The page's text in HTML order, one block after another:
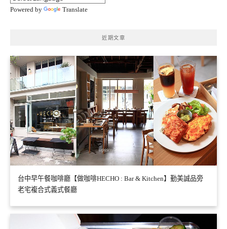
Powered by Translate
近期文章
台中早午餐咖啡廳【做咖啡HECHO : Bar & Kitchen】勤美誠品旁
老宅複合式義式餐廳